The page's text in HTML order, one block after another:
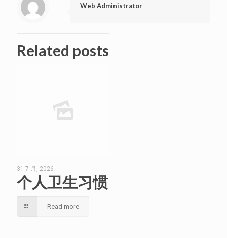
Web Administrator
Related posts
31 7 月, 2026
个人卫生习惯
Read more